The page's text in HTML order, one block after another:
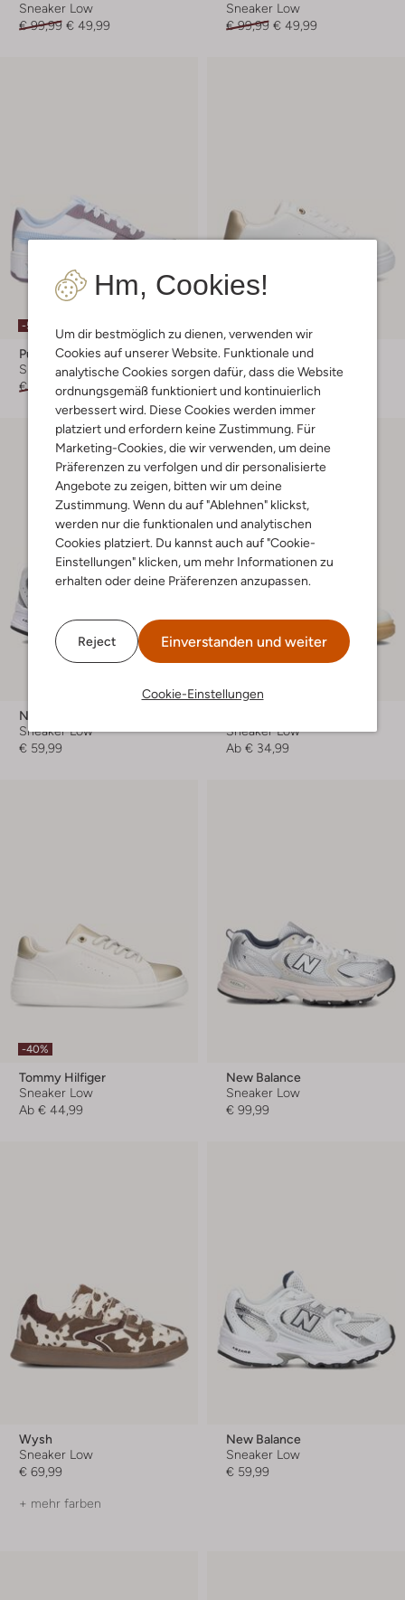
Hm, Cookies!
Um dir bestmöglich zu dienen, verwenden wir
Cookies auf unserer Website. Funktionale und
analytische Cookies sorgen dafür, dass die Website
ordnungsgemäß funktioniert und kontinuierlich
verbessert wird. Diese Cookies werden immer
platziert und erfordern keine Zustimmung. Für
Marketing-Cookies, die wir verwenden, um deine
Präferenzen zu verfolgen und dir personalisierte
Angebote zu zeigen, bitten wir um deine
Zustimmung. Wenn du auf "Ablehnen" klickst,
werden nur die funktionalen und analytischen
Cookies platziert. Du kannst auch auf "Cookie-
Einstellungen" klicken, um mehr Informationen zu
erhalten oder deine Präferenzen anzupassen.
Reject Einverstanden und weiter
Cookie-Einstellungen
Sneaker Low
€ 99,99 € 49,99
Sneaker Low
€ 99,99 € 49,99
-50%
Puma
Sneaker Low
€ 54,99 € 26,99
Tommy Hilfiger
Sneaker Low
Ab € 39,99
New Balance
Sneaker Low
€ 59,99
Sneaker Low
Ab € 34,99
-40%
Tommy Hilfiger
Sneaker Low
Ab € 44,99
New Balance
Sneaker Low
€ 99,99
Wysh
Sneaker Low
€ 69,99
+ mehr farben
New Balance
Sneaker Low
€ 59,99